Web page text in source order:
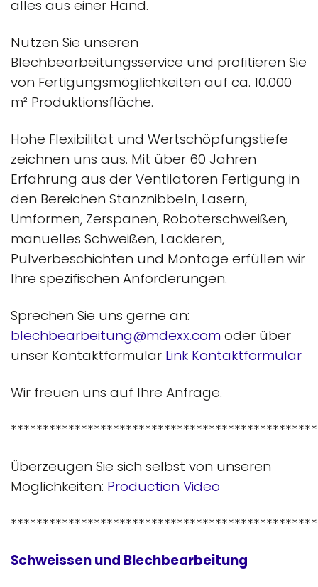
alles aus einer Hand.
Nutzen Sie unseren
Blechbearbeitungsservice und profitieren Sie
von Fertigungsmöglichkeiten auf ca. 10.000
m² Produktionsfläche.
Hohe Flexibilität und Wertschöpfungstiefe
zeichnen uns aus. Mit über 60 Jahren
Erfahrung aus der Ventilatoren Fertigung in
den Bereichen Stanznibbeln, Lasern,
Umformen, Zerspanen, Roboterschweißen,
manuelles Schweißen, Lackieren,
Pulverbeschichten und Montage erfüllen wir
Ihre spezifischen Anforderungen.
Sprechen Sie uns gerne an:
blechbearbeitung@mdexx.com oder über
unser Kontaktformular Link Kontaktformular
Wir freuen uns auf Ihre Anfrage.
Überzeugen Sie sich selbst von unseren
Möglichkeiten: Production Video
Schweissen und Blechbearbeitung